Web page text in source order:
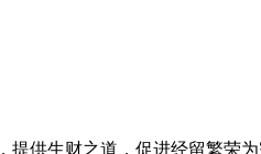
提供生财之道，促进经留繁荣